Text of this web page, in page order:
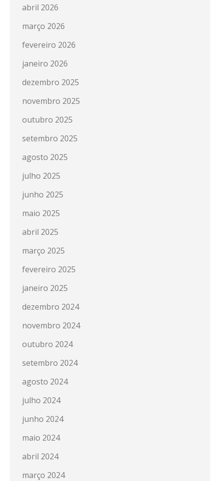
abril 2026
março 2026
fevereiro 2026
janeiro 2026
dezembro 2025
novembro 2025
outubro 2025
setembro 2025
agosto 2025
julho 2025
junho 2025
maio 2025
abril 2025
março 2025
fevereiro 2025
janeiro 2025
dezembro 2024
novembro 2024
outubro 2024
setembro 2024
agosto 2024
julho 2024
junho 2024
maio 2024
abril 2024
março 2024